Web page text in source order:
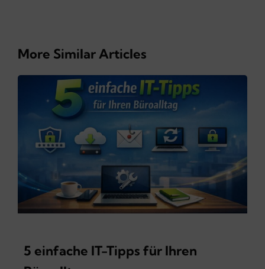
More Similar Articles
5 einfache IT-Tipps für Ihren